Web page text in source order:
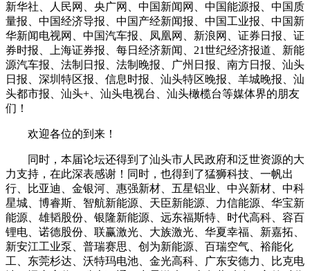
新华社、人民网、央广网、中国新闻网、中国能源报、中国质
量报、中国经济导报、中国产经新闻报、中国工业报、中国新
华新闻电视网、中国汽车报、凤凰网、新浪网、证券日报、证
券时报、上海证券报、每日经济新闻、21世纪经济报道、新能
源汽车报、法制日报、法制晚报、广州日报、南方日报、汕头
日报、深圳特区报、信息时报、汕头特区晚报、羊城晚报、汕
头都市报、汕头+、汕头电视台、汕头橄榄台等媒体界的朋友
们！
欢迎各位的到来！
同时，本届论坛还得到了汕头市人民政府和泛世资源的大
力支持，在此深表感谢！同时，也得到了猛狮科技、一帆出
行、比亚迪、金银河、惠强新材、五星铝业、中兴新材、中科
星城、博睿斯、智航新能源、天臣新能源、力信能源、华宝新
能源、雄韬股份、银隆新能源、远东福斯特、时代高科、容百
锂电、诺德股份、联赢激光、大族激光、华夏幸福、新嘉拓、
新安江工业泵、普瑞赛思、创为新能源、百瑞空气、裕能化
工、东莞杉达、沃特玛电池、金光高科、广东安德力、比克电